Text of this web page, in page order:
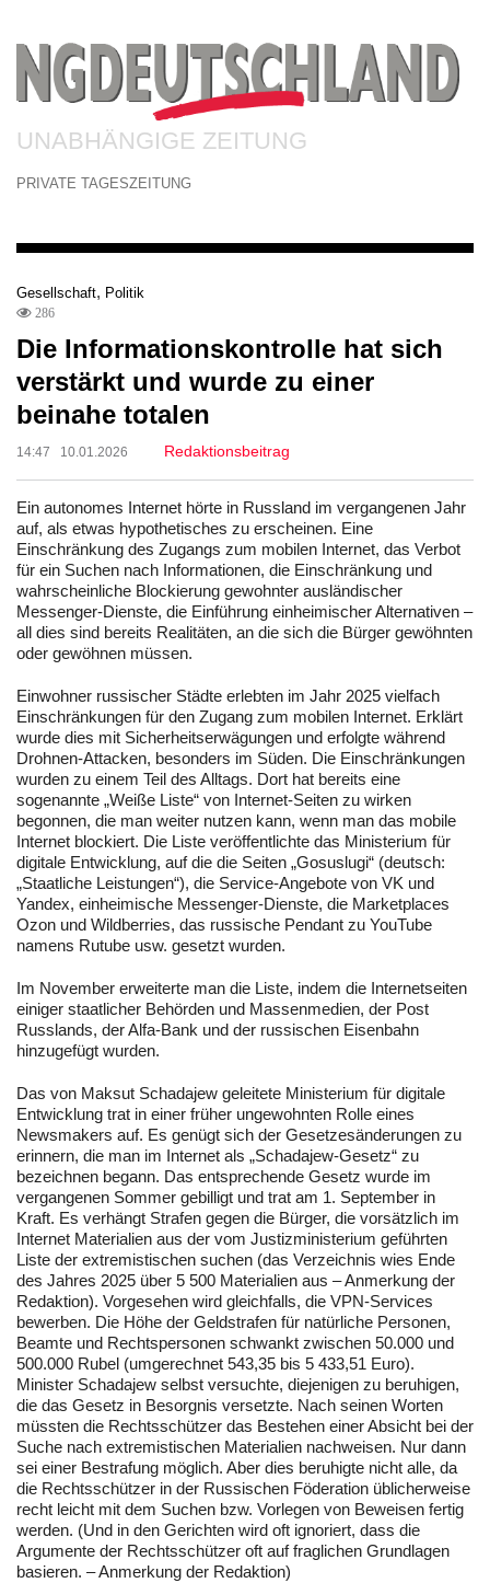
UNABHÄNGIGE ZEITUNG
PRIVATE TAGESZEITUNG
Gesellschaft, Politik
286
Die Informationskontrolle hat sich
verstärkt und wurde zu einer
beinahe totalen
14:47 10.01.2026 Redaktionsbeitrag
Ein autonomes Internet hörte in Russland im vergangenen Jahr
auf, als etwas hypothetisches zu erscheinen. Eine
Einschränkung des Zugangs zum mobilen Internet, das Verbot
für ein Suchen nach Informationen, die Einschränkung und
wahrscheinliche Blockierung gewohnter ausländischer
Messenger-Dienste, die Einführung einheimischer Alternativen –
all dies sind bereits Realitäten, an die sich die Bürger gewöhnten
oder gewöhnen müssen.
Einwohner russischer Städte erlebten im Jahr 2025 vielfach
Einschränkungen für den Zugang zum mobilen Internet. Erklärt
wurde dies mit Sicherheitserwägungen und erfolgte während
Drohnen-Attacken, besonders im Süden. Die Einschränkungen
wurden zu einem Teil des Alltags. Dort hat bereits eine
sogenannte „Weiße Liste“ von Internet-Seiten zu wirken
begonnen, die man weiter nutzen kann, wenn man das mobile
Internet blockiert. Die Liste veröffentlichte das Ministerium für
digitale Entwicklung, auf die die Seiten „Gosuslugi“ (deutsch:
„Staatliche Leistungen“), die Service-Angebote von VK und
Yandex, einheimische Messenger-Dienste, die Marketplaces
Ozon und Wildberries, das russische Pendant zu YouTube
namens Rutube usw. gesetzt wurden.
Im November erweiterte man die Liste, indem die Internetseiten
einiger staatlicher Behörden und Massenmedien, der Post
Russlands, der Alfa-Bank und der russischen Eisenbahn
hinzugefügt wurden.
Das von Maksut Schadajew geleitete Ministerium für digitale
Entwicklung trat in einer früher ungewohnten Rolle eines
Newsmakers auf. Es genügt sich der Gesetzesänderungen zu
erinnern, die man im Internet als „Schadajew-Gesetz“ zu
bezeichnen begann. Das entsprechende Gesetz wurde im
vergangenen Sommer gebilligt und trat am 1. September in
Kraft. Es verhängt Strafen gegen die Bürger, die vorsätzlich im
Internet Materialien aus der vom Justizministerium geführten
Liste der extremistischen suchen (das Verzeichnis wies Ende
des Jahres 2025 über 5 500 Materialien aus – Anmerkung der
Redaktion). Vorgesehen wird gleichfalls, die VPN-Services
bewerben. Die Höhe der Geldstrafen für natürliche Personen,
Beamte und Rechtspersonen schwankt zwischen 50.000 und
500.000 Rubel (umgerechnet 543,35 bis 5 433,51 Euro).
Minister Schadajew selbst versuchte, diejenigen zu beruhigen,
die das Gesetz in Besorgnis versetzte. Nach seinen Worten
müssten die Rechtsschützer das Bestehen einer Absicht bei der
Suche nach extremistischen Materialien nachweisen. Nur dann
sei einer Bestrafung möglich. Aber dies beruhigte nicht alle, da
die Rechtsschützer in der Russischen Föderation üblicherweise
recht leicht mit dem Suchen bzw. Vorlegen von Beweisen fertig
werden. (Und in den Gerichten wird oft ignoriert, dass die
Argumente der Rechtsschützer oft auf fraglichen Grundlagen
basieren. – Anmerkung der Redaktion)